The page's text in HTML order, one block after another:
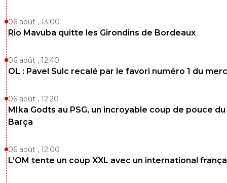
06 août , 13:00
Rio Mavuba quitte les Girondins de Bordeaux
06 août , 12:40
OL : Pavel Sulc recalé par le favori numéro 1 du
06 août , 12:20
MIka Godts au PSG, un incroyable coup de pouce du
Barça
06 août , 12:00
L’OM tente un coup XXL avec un international